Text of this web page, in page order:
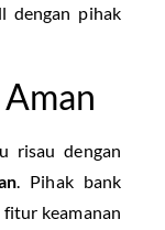
dengan pihak
risau dengan
. Pihak bank
fitur keamanan